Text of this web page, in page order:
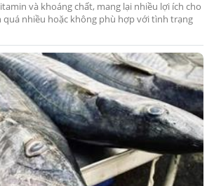
và khoáng chất, mang lại nhiều lợi ích cho
quá nhiều hoặc không phù hợp với tình trạng